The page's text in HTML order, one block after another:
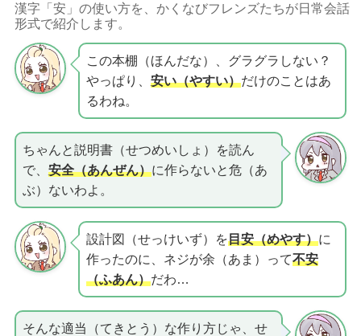
漢字「安」の使い方を、かくなびフレンズたちが日常会話
形式で紹介します。
この本棚（ほんだな）、グラグラしない？
やっぱり、 安い（やすい）だけのことはあ
るわね。
ちゃんと説明書（せつめいしょ）を読ん
で、 安全（あんぜん）に作らないと危（あ
ぶ）ないわよ。
設計図（せっけいず）を目安（めやす）に
作ったのに、ネジが余（あま）って不安
（ふあん）だわ…
そんな適当（てきとう）な作り方じゃ、せ